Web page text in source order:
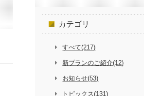
カテゴリ
すべて(217)
新プランのご紹介(12)
お知らせ(53)
トピックス(131)